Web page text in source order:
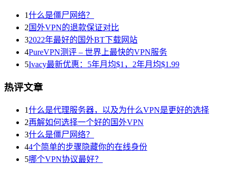
1什么是僵尸网络？
2 国外VPN的退款保证对比
32022年最好的国外BT下载网站
4PureVPN测评 – 世界上最快的VPN服务
5Ivacy最新优惠：5年月均$1，2年月均$1.99
热评文章
1什么是代理服务器，以及为什么VPN是更好的选择
2再解如何选择一个好的国外VPN
3什么是僵尸网络？
44个简单的步骤隐藏你的在线身份
5哪个VPN协议最好？